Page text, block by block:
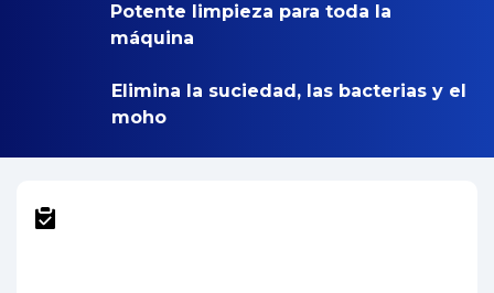
Potente limpieza para toda la
máquina
Elimina la suciedad, las bacterias y el
moho